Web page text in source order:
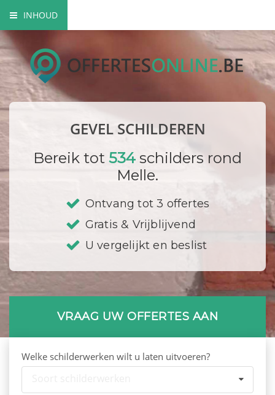
INHOUD
Mogelijke gevel schilderwerken
Verfsoorten
Hoe gaat een schilder te werk?
Bedrijf registrerenGEVEL SCHILDEREN
Bereik tot 534 schilders rond
Melle.
Ontvang tot 3 offertes
Gratis & Vrijblijvend
U vergelijkt en beslist
VRAAG UW OFFERTES AAN
Welke schilderwerken wilt u laten uitvoeren?